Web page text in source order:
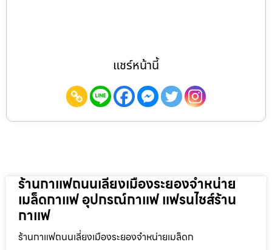
แชร์หน้านี้
ร้านกาแฟถนนเลี่ยงเมืองระยองจำหน่าย
เมล็ดกาแฟ อุปกรณ์กาแฟ แฟรนไชส์ร้าน
กาแฟ
ร้านกาแฟถนนเลี่ยงเมืองระยองจำหน่ายเมล็ดก